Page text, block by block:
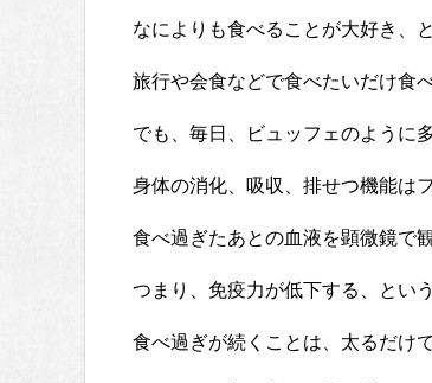
なによりも食べることが大好き、
旅行や会食などで食べたいだけ食
でも、毎日、ビュッフェのように
身体の消化、吸収、排せつ機能は
食べ過ぎたあとの血液を顕微鏡で
つまり、免疫力が低下する、とい
食べ過ぎが続くことは、太るだけ